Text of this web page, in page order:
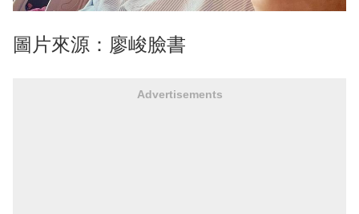
圖片來源：廖峻臉書
Advertisements